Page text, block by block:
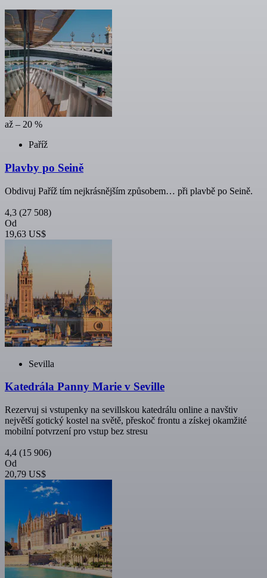
až – 20 %
Paříž
Plavby po Seině
Obdivuj Paříž tím nejkrásnějším způsobem… při plavbě po Seině.
4,3 (27 508)
Od
19,63 US$
Sevilla
Katedrála Panny Marie v Seville
Rezervuj si vstupenky na sevillskou katedrálu online a navštiv
největší gotický kostel na světě, přeskoč frontu a získej okamžité
mobilní potvrzení pro vstup bez stresu
4,4 (15 906)
Od
20,79 US$